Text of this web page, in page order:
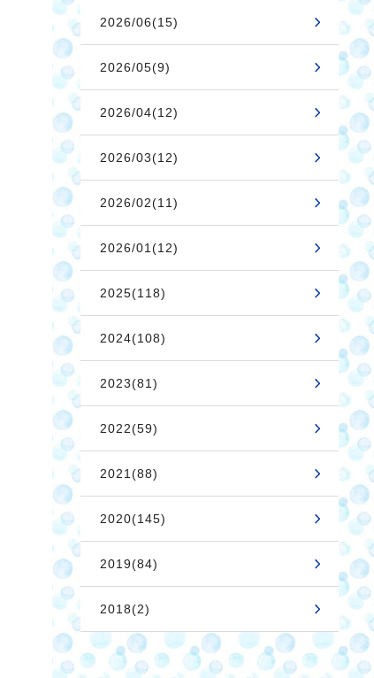
2026/06(15)
2026/05(9)
2026/04(12)
2026/03(12)
2026/02(11)
2026/01(12)
2025(118)
2024(108)
2023(81)
2022(59)
2021(88)
2020(145)
2019(84)
2018(2)